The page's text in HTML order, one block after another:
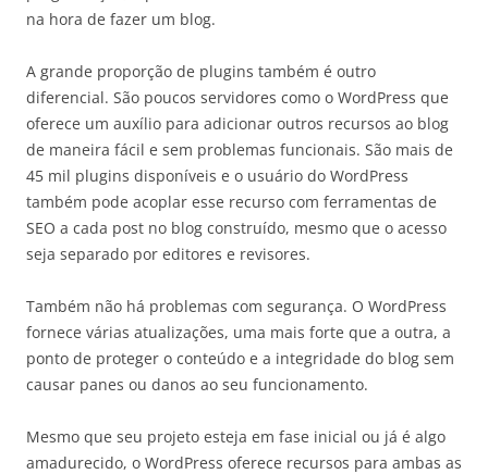
na hora de fazer um blog.
A grande proporção de plugins também é outro
diferencial. São poucos servidores como o WordPress que
oferece um auxílio para adicionar outros recursos ao blog
de maneira fácil e sem problemas funcionais. São mais de
45 mil plugins disponíveis e o usuário do WordPress
também pode acoplar esse recurso com ferramentas de
SEO a cada post no blog construído, mesmo que o acesso
seja separado por editores e revisores.
Também não há problemas com segurança. O WordPress
fornece várias atualizações, uma mais forte que a outra, a
ponto de proteger o conteúdo e a integridade do blog sem
causar panes ou danos ao seu funcionamento.
Mesmo que seu projeto esteja em fase inicial ou já é algo
amadurecido, o WordPress oferece recursos para ambas as